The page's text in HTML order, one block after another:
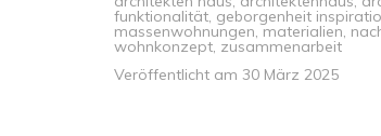
funktionalität, geborgenheit
massenwohnungen,materialien,
wohnkonzept, zusammenarbeit
Veröffentlicht am 30 März 2025